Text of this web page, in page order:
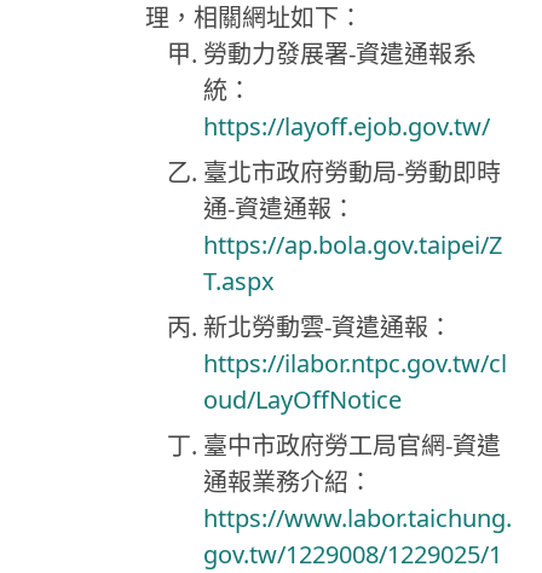
理，相關網址如下：
勞動力發展署-資遣通報系
統：
https://layoff.ejob.gov.tw/
臺北市政府勞動局-勞動即時
通-資遣通報：
https://ap.bola.gov.taipei/Z
T.aspx
新北勞動雲-資遣通報：
https://ilabor.ntpc.gov.tw/cl
oud/LayOffNotice
臺中市政府勞工局官網-資遣
通報業務介紹：
https://www.labor.taichung.
gov.tw/1229008/1229025/1